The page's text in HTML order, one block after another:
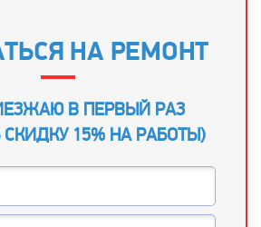
НА РЕМОНТ
В ПЕРВЫЙ РАЗ
15% НА РАБОТЫ)